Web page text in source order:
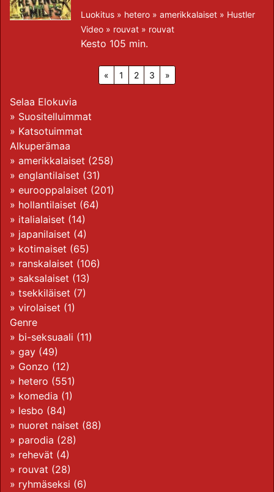
Luokitus » hetero » amerikkalaiset » Hustler
Video » rouvat » rouvat
Kesto 105 min.
« 1 2 3 »
Selaa Elokuvia
» Suositelluimmat
» Katsotuimmat
Alkuperämaa
» amerikkalaiset (258)
» englantilaiset (31)
» eurooppalaiset (201)
» hollantilaiset (64)
» italialaiset (14)
» japanilaiset (4)
» kotimaiset (65)
» ranskalaiset (106)
» saksalaiset (13)
» tsekkiläiset (7)
» virolaiset (1)
Genre
» bi-seksuaali (11)
» gay (49)
» Gonzo (12)
» hetero (551)
» komedia (1)
» lesbo (84)
» nuoret naiset (88)
» parodia (28)
» rehevät (4)
» rouvat (28)
» ryhmäseksi (6)